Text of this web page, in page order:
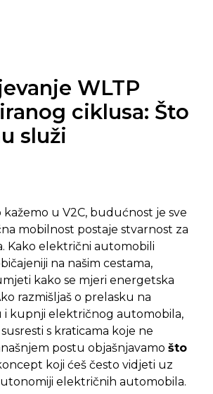
WLTP
ciklusa: Što
služi
kažemo u V2C, budućnost je sve
mobilnost postaje stvarnost za
Kako električni automobili
na našim cestama,
kako se mjeri energetska
razmišljaš o prelasku na
i kupnji električnog automobila,
s kraticama koje ne
postu objašnjavamo što
koji ćeš često vidjeti uz
električnih automobila.